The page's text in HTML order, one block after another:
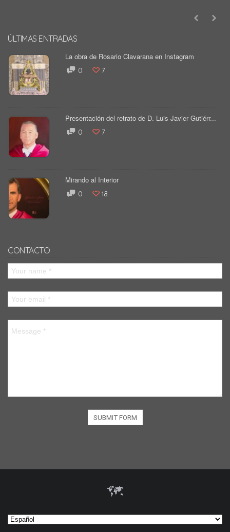
ÚLTIMAS ENTRADAS
La obra de Rosario Clavarana en Instagram
0 7
Presentación del retrato de D. Luis Javier Gutiérr...
0 7
Mirando al Interior
0 18
CONTACTO